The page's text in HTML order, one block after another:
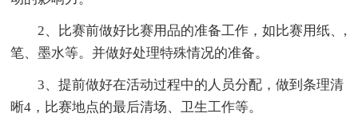
2、比赛前做好比赛用品的准备工作，如比赛用纸、,
笔、墨水等。并做好处理特殊情况的准备。
3、提前做好在活动过程中的人员分配，做到条理清
晰4，比赛地点的最后清场、卫生工作等。